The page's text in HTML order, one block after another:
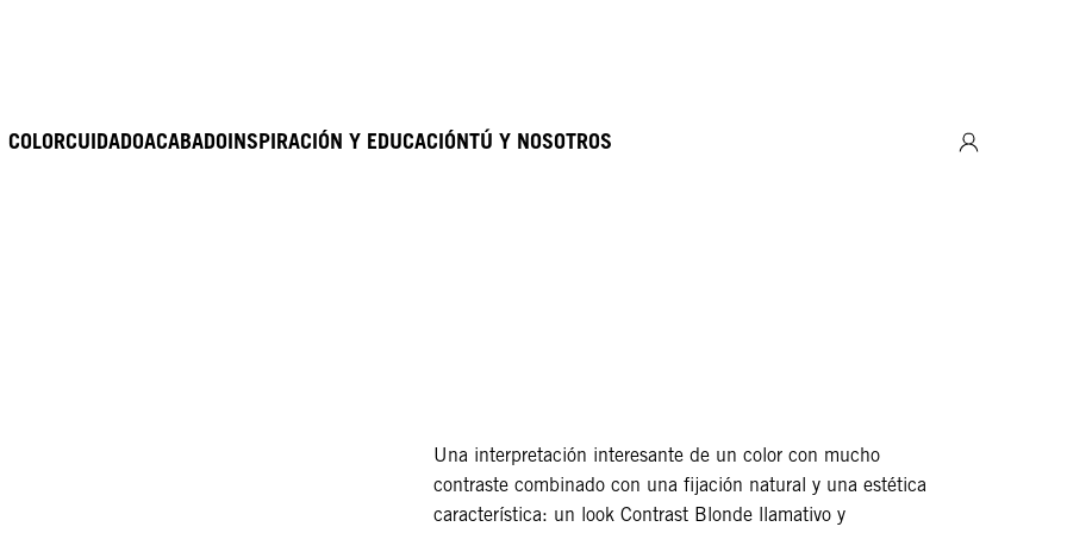
COLORCUIDADOACABADOINSPIRACIÓN Y EDUCACIÓNTÚ Y NOSOTROS
Una interpretación interesante de un color con mucho
contraste combinado con una fijación natural y una estética
característica: un look Contrast Blonde llamativo y